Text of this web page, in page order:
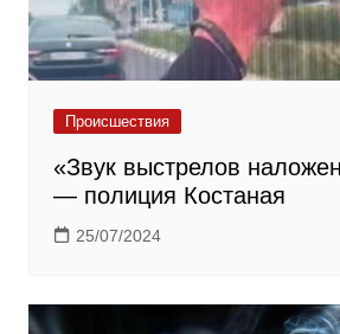
Происшествия
«Звук выстрелов
— полиция Костаная
25/07/2024